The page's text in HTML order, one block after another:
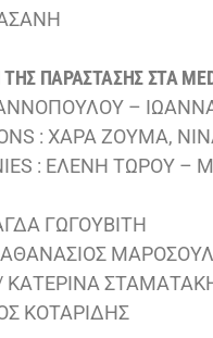
ΠΑΡΑΣΤΑΣΗΣ ΣΤΑ
–
: ΧΑΡΑ ΖΟΥΜΑ,
: ΕΛΕΝΗ
ΓΩΓΟΥΒΙΤΗ
ΑΘΑΝΑΣΙΟΣ
/ ΚΑΤΕΡΙΝΑ
ΚΟΤΑΡΙΔΗΣ